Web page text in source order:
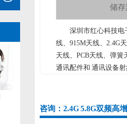
储存
深圳市红心科技电
线、915M天线、2.4G
天线、PCB天线、弹
通讯配件和 通讯设备
咨询：2.4G 5.8G双频高